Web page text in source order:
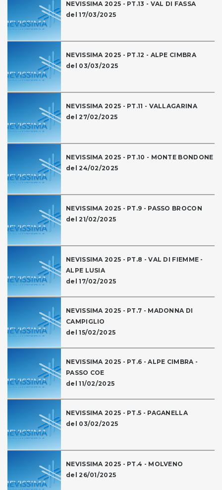
NEVISSIMA 2025 - PT.13 - VAL DI FASSA
del 17/03/2025
NEVISSIMA 2025 - PT.12 - ALPE CIMBRA
del 03/03/2025
NEVISSIMA 2025 - PT.11 - VALLAGARINA
del 27/02/2025
NEVISSIMA 2025 - PT.10 - MONTE BONDONE
del 24/02/2025
NEVISSIMA 2025 - PT.9 - PASSO BROCON
del 21/02/2025
NEVISSIMA 2025 - PT.8 - VAL DI FIEMME -
ALPE LUSIA
del 17/02/2025
NEVISSIMA 2025 - PT.7 - MADONNA DI
CAMPIGLIO
del 15/02/2025
NEVISSIMA 2025 - PT.6 - ALPE CIMBRA -
PASSO COE
del 11/02/2025
NEVISSIMA 2025 - PT.5 - PAGANELLA
del 03/02/2025
NEVISSIMA 2025 - PT.4 - MOLVENO
del 26/01/2025